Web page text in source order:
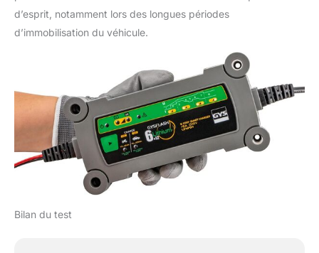
d’esprit, notamment lors des longues périodes
d’immobilisation du véhicule.
Bilan du test